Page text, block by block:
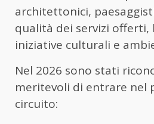
architettonici,
qualità dei servizi offerti,
iniziative culturali e
Nel 2026 sono stati
meritevoli di entrare nel
circuito: